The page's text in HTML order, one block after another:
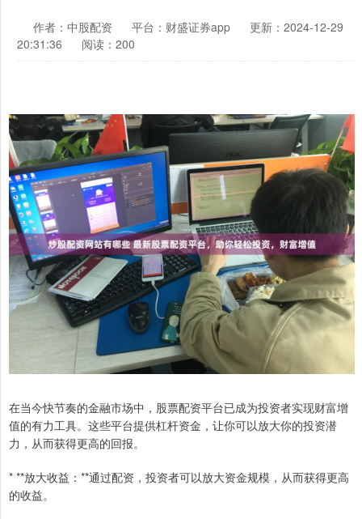
作者：中股配资 平台：财盛证券app
更新：2024-12-29
20:31:36
阅读：200
在当今快节奏的金融市场中，股票配资平台已成为投资者实现财富增
值的有力工具。这些平台提供杠杆资金，让你可以放大你的投资潜
力，从而获得更高的回报。
* **放大收益：**通过配资，投资者可以放大资金规模，从而获得更高
的收益。